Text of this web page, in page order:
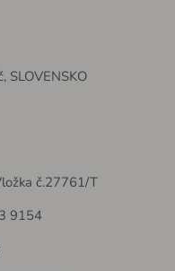
SLOVENSKO
č.27761/T
9154